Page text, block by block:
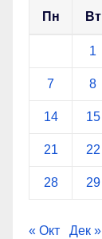
Пн Вт
1
7 8
14 15
21 22
28 29
« Окт Дек »